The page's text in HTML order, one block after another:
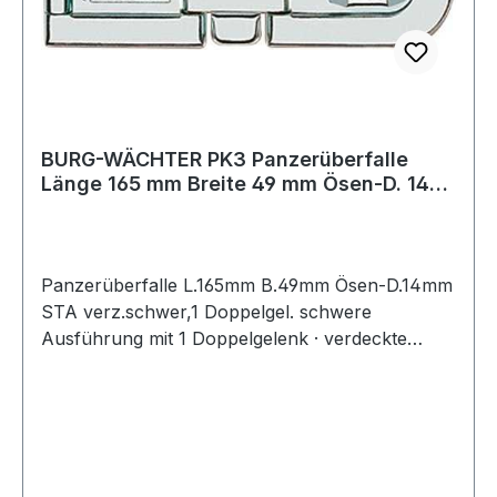
BURG-WÄCHTER PK3 Panzerüberfalle
Länge 165 mm Breite 49 mm Ösen-D. 14
Panzerüberfalle L.165mm B.49mm Ösen-D.14mm
STA verz.schwer,1 Doppelgel. schwere
Ausführung mit 1 Doppelgelenk · verdeckte